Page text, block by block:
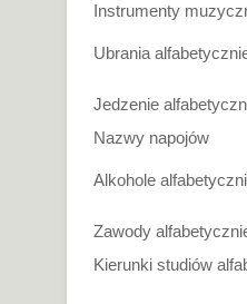
Instrumenty
Ubrania
Jedzenie
Nazwy napojów
Alkohole
Zawody
Kierunki studiów